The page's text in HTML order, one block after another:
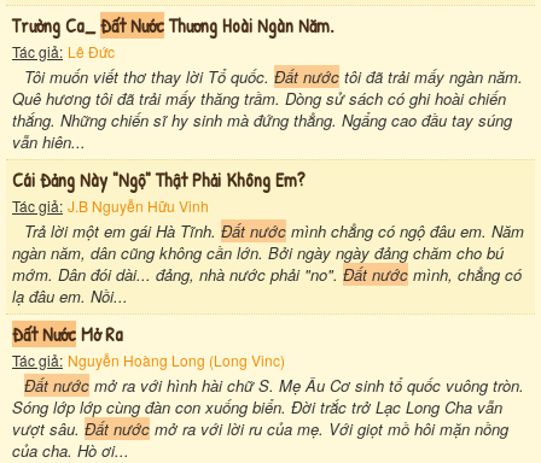
Trường Ca_Đất NướcThương Hoài Ngàn Năm.
Tác giả: Lê Đức
Tôi muốn viết thơ thay lời Tổ quốc. Đất nước tôi đã trải mấy ngàn năm.
Quê hương tôi đã trải mấy thăng trầm. Dòng sử sách có ghi hoài chiến
thắng. Những chiến sĩ hy sinh mà đứng thẳng. Ngẩng cao đầu tay súng
vẫn hiên...
Cái Đảng Này "ngộ" Thật Phải Không Em?
Tác giả: J.B Nguyễn Hữu Vinh
Trả lời một em gái Hà Tĩnh. Đất nước mình chẳng có ngộ đâu em. Năm
ngàn năm, dân cũng không cần lớn. Bởi ngày ngày đảng chăm cho bú
mớm. Dân đói dài... đảng, nhà nước phải "no". Đất nước mình, chẳng có
lạ đâu em. Nồi...
Đất NướcMở Ra
Tác giả: Nguyễn Hoàng Long (Long Vinc)
Đất nước mở ra với hình hài chữ S. Mẹ Âu Cơ sinh tổ quốc vuông tròn.
Sóng lớp lớp cùng đàn con xuống biển. Đời trắc trở Lạc Long Cha vẫn
vượt sâu. Đất nước mở ra với lời ru của mẹ. Với giọt mồ hôi mặn nồng
của cha. Hò ơi...